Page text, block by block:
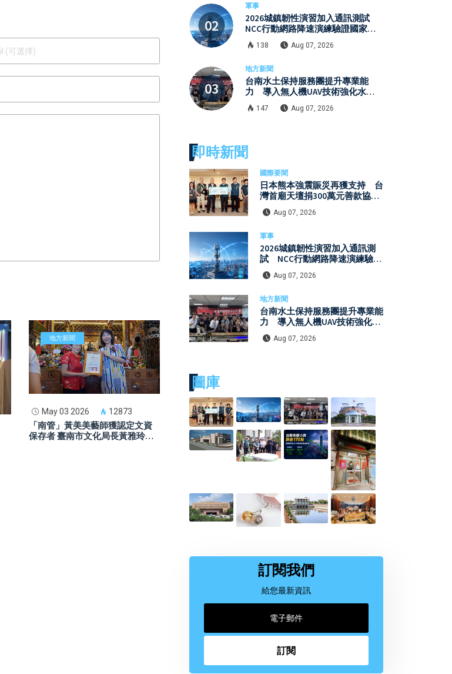
地方新聞
May 03 2026 12873
「南管」黃美美藝師獲認定文資
保存者 臺南市文化局長黃雅玲親
軍事
2026城鎮韌性演習加入通訊測試
NCC行動網路降速演練驗證國家通
訊防護能力
138 Aug 07, 2026
地方新聞
台南水土保持服務團提升專業能
力 導入無人機UAV技術強化水保
檢查與國土保育
147 Aug 07, 2026
即時新聞
國際要聞
日本熊本強震賑災再獲支持 台
灣首廟天壇捐300萬元善款協助
災後復原
Aug 07, 2026
軍事
2026城鎮韌性演習加入通訊測
試 NCC行動網路降速演練驗證
國家通訊防護能力
Aug 07, 2026
地方新聞
台南水土保持服務團提升專業能
力 導入無人機UAV技術強化水
保檢查與國土保育
Aug 07, 2026
圖庫
訂閱我們
給您最新資訊
訂閱